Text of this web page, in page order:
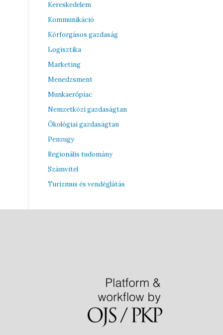
Kereskedelem
Kommunikáció
Körforgásos gazdaság
Logisztika
Marketing
Menedzsment
Munkaerőpiac
Nemzetközi gazdaságtan
Ökológiai gazdaságtan
Penzugy
Regionális tudomány
Számvitel
Turizmus és vendéglátás